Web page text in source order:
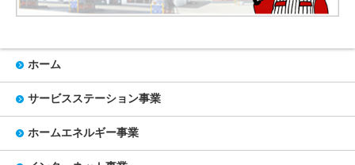
ホーム
サービスステーション事業
ホームエネルギー事業